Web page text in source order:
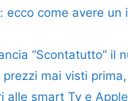
ecco come avere un
“Scontatutto” il
mai visti
alle smart Tv e Apple